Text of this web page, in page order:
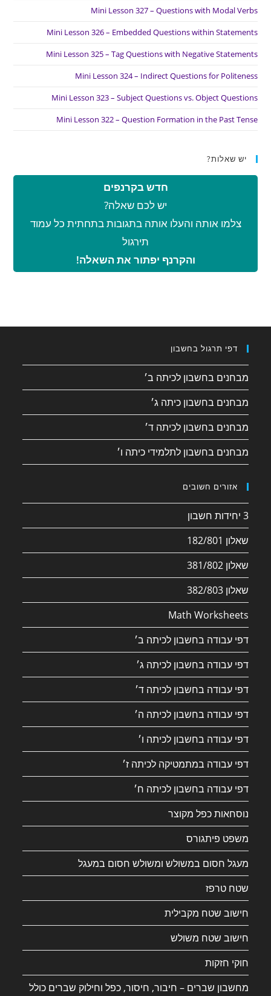
Mini Lesson 327 – Questions with Modal Verbs
Mini Lesson 326 – Embedded Questions within Statements
Mini Lesson 325 – Tag Questions with Negative Statements
Mini Lesson 324 – Indirect Questions for Politeness
Mini Lesson 323 – Subject Questions vs. Object Questions
Mini Lesson 322 – Question Formation in the Past Tense
יש שאלות?
חדש בקרנפים
יש לכם שאלה?
צלמו אותה והעלו אותה בתגובות בתחתית כל עמוד
תירגול
והקרנף יפתור את השאלה!
דפי תרגול בחשבון
מבחנים בחשבון לכיתה ב׳
מבחנים בחשבון כיתה ג׳
מבחנים בחשבון לכיתה ד׳
מבחנים בחשבון לתלמידי כיתה ו׳
אזורים חשובים
3 יחידות חשבון
שאלון 182/801
שאלון 381/802
שאלון 382/803
Math Worksheets
דפי עבודה בחשבון לכיתה ב׳
דפי עבודה בחשבון לכיתה ג׳
דפי עבודה בחשבון לכיתה ד׳
דפי עבודה בחשבון לכיתה ה׳
דפי עבודה בחשבון לכיתה ו׳
דפי עבודה במתמטיקה לכיתה ז׳
דפי עבודה בחשבון לכיתה ח׳
נוסחאות כפל מקוצר
משפט פיתגורס
מעגל חסום במשולש ומשולש חסום במעגל
שטח טרפז
חישוב שטח מקבילית
חישוב שטח משולש
חוקי חזקות
מחשבון שברים – חיבור, חיסור, כפל וחילוק שברים כולל